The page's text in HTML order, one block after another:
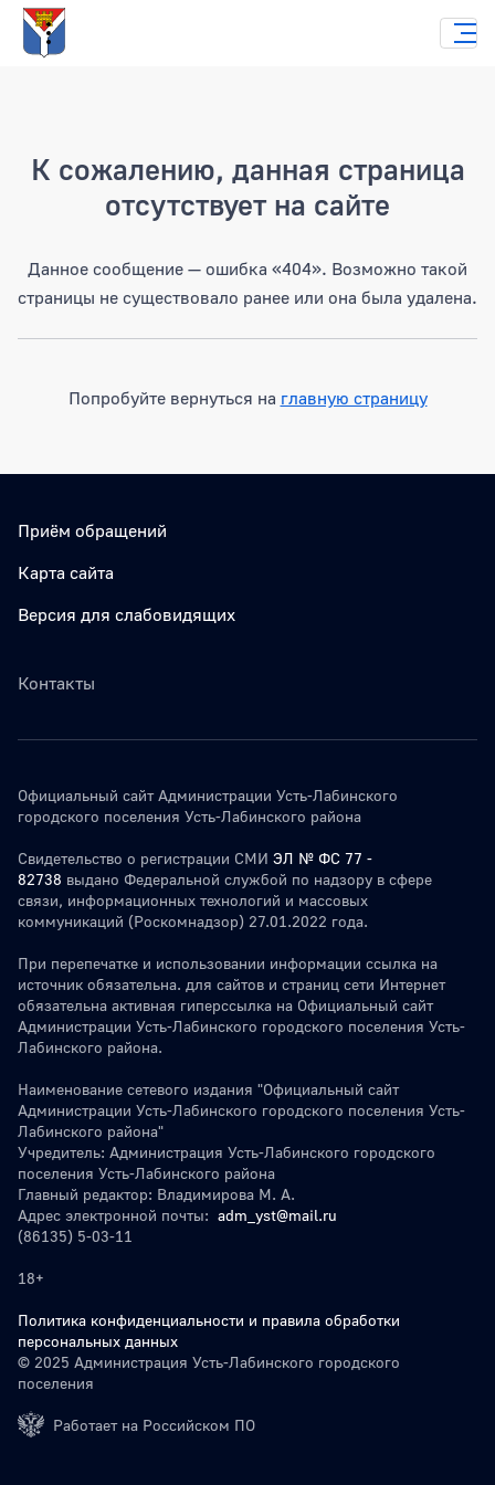
К сожалению, данная страница
отсутствует на сайте
Данное сообщение — ошибка «404». Возможно такой
страницы не существовало ранее или она была удалена.
Попробуйте вернуться на главную страницу
Приём обращений
Карта сайта
Версия для слабовидящих
Контакты
Официальный сайт Администрации Усть-Лабинского
городского поселения Усть-Лабинского района
Свидетельство о регистрации СМИ ЭЛ № ФС 77 -
82738 выдано Федеральной службой по надзору в сфере
связи, информационных технологий и массовых
коммуникаций (Роскомнадзор) 27.01.2022 года.
При перепечатке и использовании информации ссылка на
источник обязательна. для сайтов и страниц сети Интернет
обязательна активная гиперссылка на Официальный сайт
Администрации Усть-Лабинского городского поселения Усть-
Лабинского района.
Наименование сетевого издания "Официальный сайт
Администрации Усть-Лабинского городского поселения Усть-
Лабинского района"
Учредитель: Администрация Усть-Лабинского городского
поселения Усть-Лабинского района
Главный редактор: Владимирова М. А.
Адрес электронной почты: adm_yst@mail.ru
(86135) 5-03-11
18+
Политика конфиденциальности и правила обработки
персональных данных
© 2025 Администрация Усть-Лабинского городского
поселения
Работает на Российском ПО